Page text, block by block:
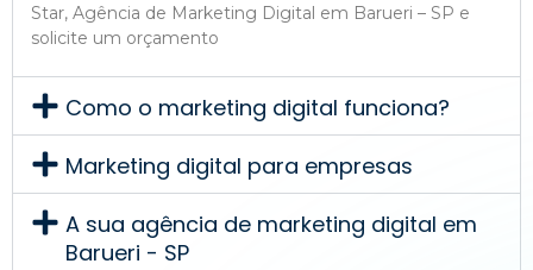
Star, Agência de Marketing Digital em Barueri – SP e
solicite um orçamento
Como o marketing digital funciona?
Marketing digital para empresas
A sua agência de marketing digital em
Barueri - SP